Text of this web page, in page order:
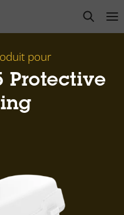
open
pour
Protective